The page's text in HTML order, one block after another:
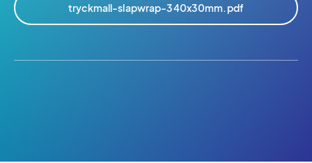
tryckmall-slapwrap-340x30mm.pdf